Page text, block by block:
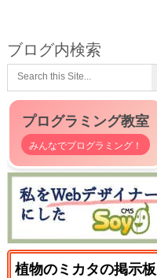
ブログ内検索
プログラミング教室
みんなでプログラミング！
植物のミカタの掲示板